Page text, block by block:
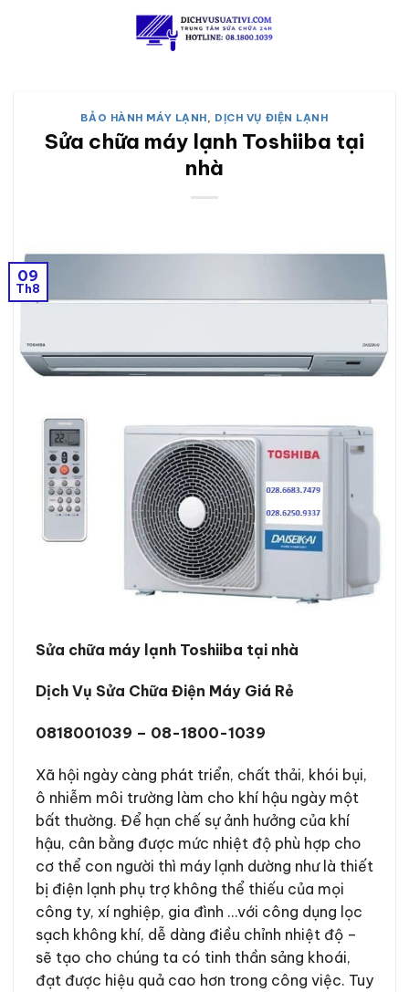
BẢO HÀNH MÁY LẠNH, DỊCH VỤ ĐIỆN LẠNH
Sửa chữa máy lạnh Toshiiba tại
nhà
09
Th8
Sửa chữa máy lạnh Toshiiba tại nhà
Dịch Vụ Sửa Chữa Điện Máy Giá Rẻ
0818001039 – 08-1800-1039
Xã hội ngày càng phát triển, chất thải, khói bụi,
ô nhiễm môi trường làm cho khí hậu ngày một
bất thường. Để hạn chế sự ảnh hưởng của khí
hậu, cân bằng được mức nhiệt độ phù hợp cho
cơ thể con người thì máy lạnh dường như là thiết
bị điện lạnh phụ trợ không thể thiếu của mọi
công ty, xí nghiệp, gia đình …với công dụng lọc
sạch không khí, dễ dàng điều chỉnh nhiệt độ –
sẽ tạo cho chúng ta có tinh thần sảng khoái,
đạt được hiệu quả cao hơn trong công việc. Tuy